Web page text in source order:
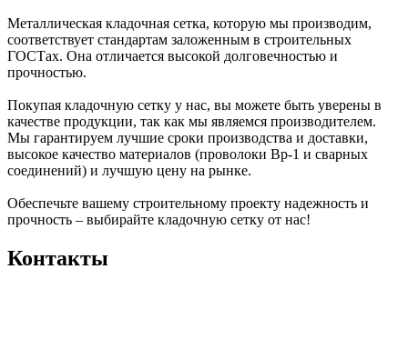
Металлическая кладочная сетка, которую мы производим,
соответствует стандартам заложенным в строительных
ГОСТах. Она отличается высокой долговечностью и
прочностью.
Покупая кладочную сетку у нас, вы можете быть уверены в
качестве продукции, так как мы являемся производителем.
Мы гарантируем лучшие сроки производства и доставки,
высокое качество материалов (проволоки Вр-1 и сварных
соединений) и лучшую цену на рынке.
Обеспечьте вашему строительному проекту надежность и
прочность – выбирайте кладочную сетку от нас!
Контакты